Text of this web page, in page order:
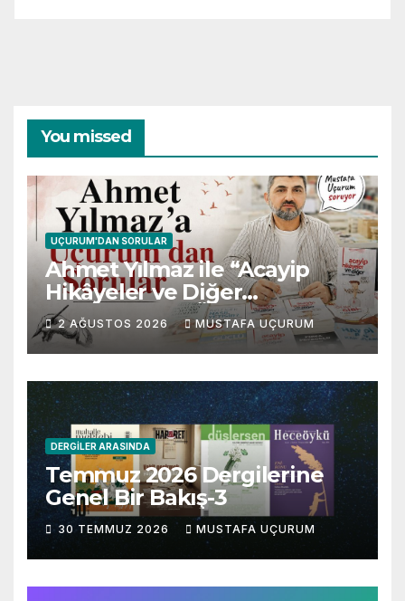
You missed
UÇURUM'DAN SORULAR
Ahmet Yılmaz ile “Acayip
Hikâyeler ve Diğer
Gevezelikler” Üzerine Söyleşi
2 AĞUSTOS 2026 MUSTAFA UÇURUM
DERGILER ARASINDA
Temmuz 2026 Dergilerine
Genel Bir Bakış-3
30 TEMMUZ 2026 MUSTAFA UÇURUM